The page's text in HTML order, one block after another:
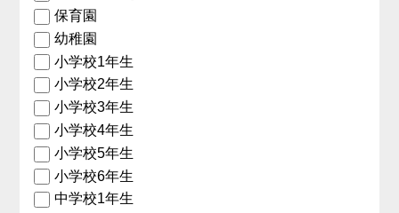
保育園
幼稚園
小学校1年生
小学校2年生
小学校3年生
小学校4年生
小学校5年生
小学校6年生
中学校1年生